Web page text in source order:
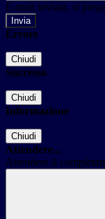
E-mail inviata, si
Errore
Chiudi
Successo
Chiudi
Informazione
Chiudi
Attendere...
Attendere il